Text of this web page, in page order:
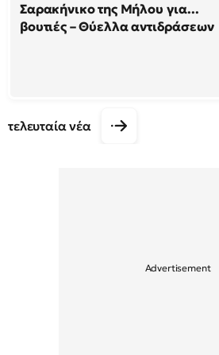
Σαρακήνικο της Μήλου για...
βουτιές – Θύελλα αντιδράσεων
τελευταία νέα